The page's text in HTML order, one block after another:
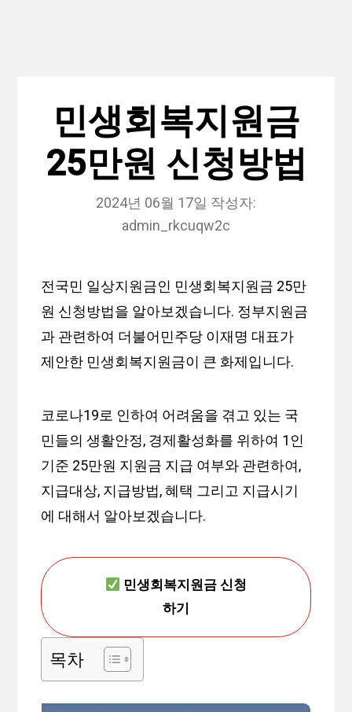
민생회복지원금
25만원 신청방법
2024년 06월 17일 작성자:
admin_rkcuqw2c
전국민 일상지원금인 민생회복지원금 25만
원 신청방법을 알아보겠습니다. 정부지원금
과 관련하여 더불어민주당 이재명 대표가
제안한 민생회복지원금이 큰 화제입니다.
코로나19로 인하여 어려움을 겪고 있는 국
민들의 생활안정, 경제활성화를 위하여 1인
기준 25만원 지원금 지급 여부와 관련하여,
지급대상, 지급방법, 혜택 그리고 지급시기
에 대해서 알아보겠습니다.
민생회복지원금 신청
하기
목차